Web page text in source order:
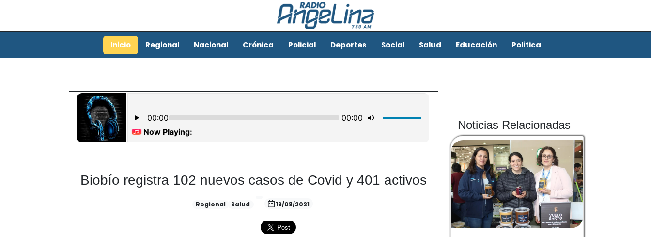
Inicio Regional Nacional Crónica Policial Deportes Social Salud Educación Política
Biobío registra 102 nuevos casos de Covid y 401 activos
Regional Salud 19/08/2021
Noticias Relacionadas